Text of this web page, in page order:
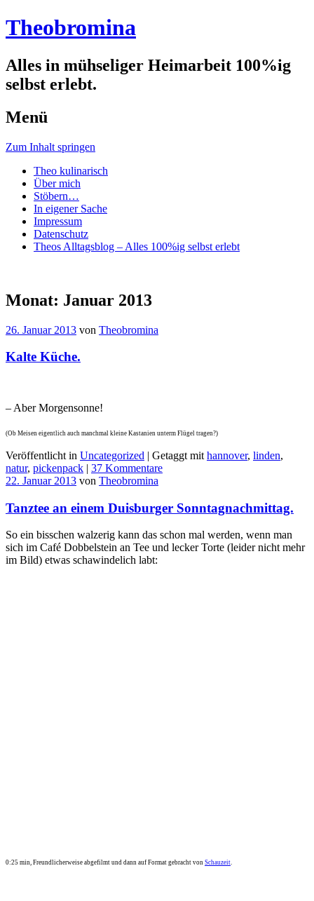
Theobromina
Alles in mühseliger Heimarbeit 100%ig
selbst erlebt.
Menü
Zum Inhalt springen
Theo kulinarisch
Über mich
Stöbern…
In eigener Sache
Impressum
Datenschutz
Theos Alltagsblog – Alles 100%ig selbst erlebt
Monat: Januar 2013
26. Januar 2013 von Theobromina
Kalte Küche.
– Aber Morgensonne!
(Ob Meisen eigentlich auch manchmal kleine Kastanien unterm Flügel tragen?)
Veröffentlicht in Uncategorized | Getaggt mit hannover, linden,
natur, pickenpack | 37 Kommentare
22. Januar 2013 von Theobromina
Tanztee an einem Duisburger Sonntagnachmittag.
So ein bisschen walzerig kann das schon mal werden, wenn man
sich im Café Dobbelstein an Tee und lecker Torte (leider nicht mehr
im Bild) etwas schawindelich labt:
0:25 min, Freundlicherweise abgefilmt und dann auf Format gebracht von Schauzeit.